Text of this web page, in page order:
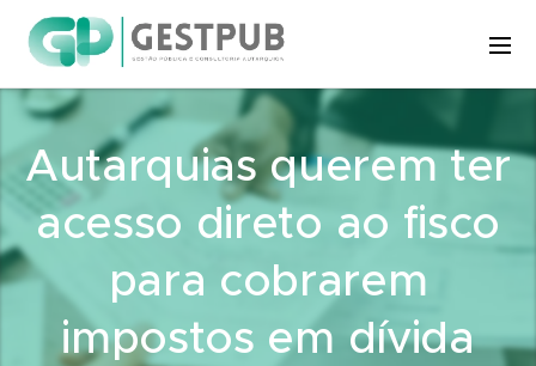
Autarquias querem ter
acesso direto ao fisco
para cobrarem
impostos em dívida